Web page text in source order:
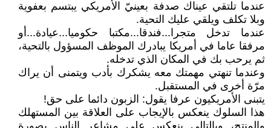
عندما تلتقي عيناك صدفة بعينيّ الأمريكي يبتسم بعفوية
وبلا تكلف ويلقي عليك التحية.
عندما تدخل متجرا...فندقا...مكتبا حكوميا...عيادة...أو
مرفقا عاما في أمريكا يبادرك الموظف المسؤول بالتحية،
ثم يرحب بك في المكان الذي تدخله.
وعندما تنهتي مهمتك معه يشكرك بأدب ويتمنى أن يراك
مرّة أخرى في المستقبل.
يتبنى الأمريكيون عرفا يقول: الزبون دائما على حق!
هذا السلوك ينعكس بالإيجاب على العلاقة بين المستهلك